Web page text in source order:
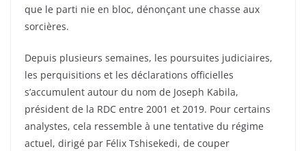
que le parti nie en bloc, dénonçant une chasse aux
sorcières.
Depuis plusieurs semaines, les poursuites judiciaires,
les perquisitions et les déclarations officielles
s’accumulent autour du nom de Joseph Kabila,
président de la RDC entre 2001 et 2019. Pour certains
analystes, cela ressemble à une tentative du régime
actuel, dirigé par Félix Tshisekedi, de couper